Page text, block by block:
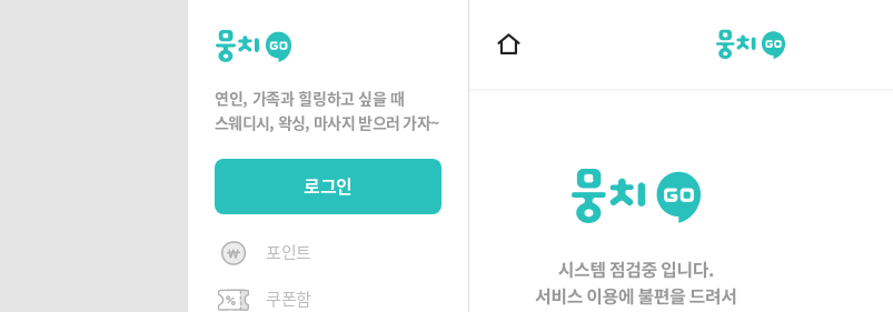
뭉
치
고
연인, 가족과 힐링하고 싶을 때
스웨디시, 왁싱, 마사지 받으러 가자~
로그인
포인트
쿠폰함
뭉치고
홈